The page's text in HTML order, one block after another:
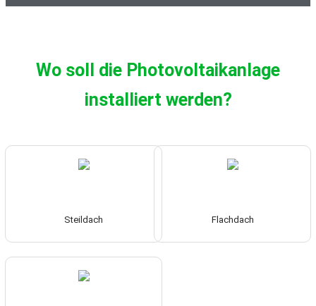
Wo soll die Photovoltaikanlage
installiert werden?
Steildach Flachdach